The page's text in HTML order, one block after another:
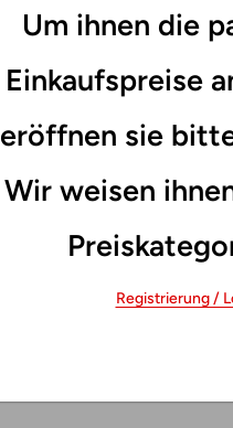
Um ihnen die
Einkaufspreise
eröffnen sie
Wir weisen
Registrierung /